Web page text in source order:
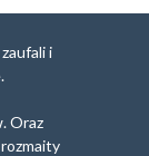
i
Oraz